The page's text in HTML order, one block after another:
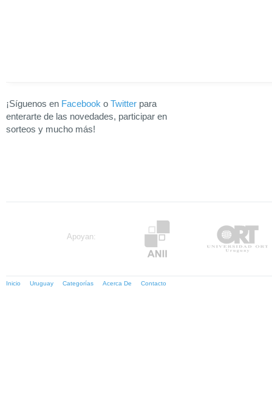
¡Síguenos en Facebook o Twitter para
enterarte de las novedades, participar en
sorteos y mucho más!
Apoyan:
Inicio Uruguay Categorías Acerca De Contacto